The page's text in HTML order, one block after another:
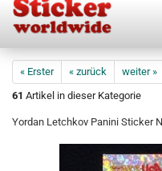
« Erster « zurück weiter »
61 Artikel in dieser Kategorie
Yordan Letchkov Panini Sticker